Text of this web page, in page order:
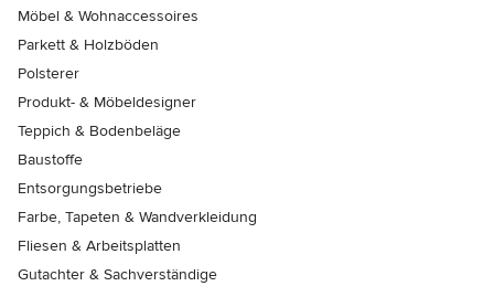
Möbel & Wohnaccessoires
Parkett & Holzböden
Polsterer
Produkt- & Möbeldesigner
Teppich & Bodenbeläge
Baustoffe
Entsorgungsbetriebe
Farbe, Tapeten & Wandverkleidung
Fliesen & Arbeitsplatten
Gutachter & Sachverständige